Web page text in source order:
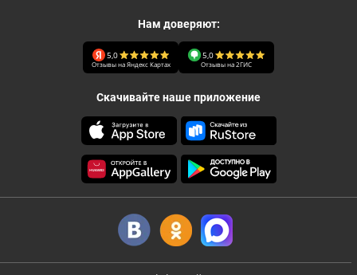
Нам доверяют:
5,0
Отзывы на Яндекс Картах
5,0
Отзывы на 2ГИС
Скачивайте наше приложение